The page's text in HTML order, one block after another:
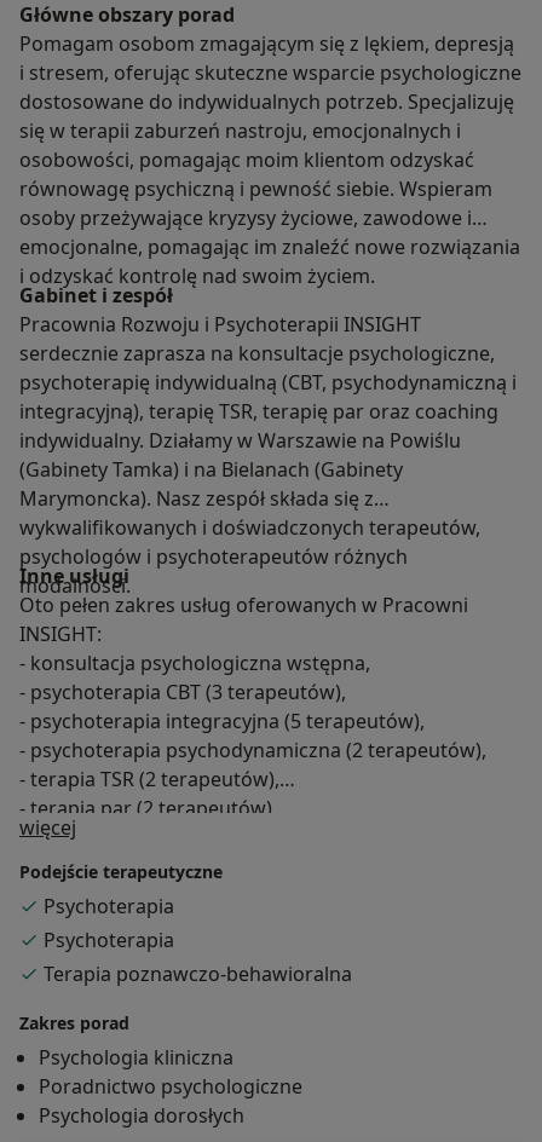
Główne obszary porad
Pomagam osobom zmagającym się z lękiem, depresją
i stresem, oferując skuteczne wsparcie psychologiczne
dostosowane do indywidualnych potrzeb. Specjalizuję
się w terapii zaburzeń nastroju, emocjonalnych i
osobowości, pomagając moim klientom odzyskać
równowagę psychiczną i pewność siebie. Wspieram
osoby przeżywające kryzysy życiowe, zawodowe i
emocjonalne, pomagając im znaleźć nowe rozwiązania
i odzyskać kontrolę nad swoim życiem.
Gabinet i zespół
Pracownia Rozwoju i Psychoterapii INSIGHT
serdecznie zaprasza na konsultacje psychologiczne,
psychoterapię indywidualną (CBT, psychodynamiczną i
integracyjną), terapię TSR, terapię par oraz coaching
indywidualny. Działamy w Warszawie na Powiślu
(Gabinety Tamka) i na Bielanach (Gabinety
Marymoncka). Nasz zespół składa się z
wykwalifikowanych i doświadczonych terapeutów,
psychologów i psychoterapeutów różnych
modalności.
Inne usługi
Oto pełen zakres usług oferowanych w Pracowni
INSIGHT:
- konsultacja psychologiczna wstępna,
- psychoterapia CBT (3 terapeutów),
- psychoterapia integracyjna (5 terapeutów),
- psychoterapia psychodynamiczna (2 terapeutów),
- terapia TSR (2 terapeutów),
- terapia par (2 terapeutów),
- coaching (2 specjalistów).
więcej
Podejście terapeutyczne
Psychoterapia
Psychoterapia
Terapia poznawczo-behawioralna
Zakres porad
Psychologia kliniczna
Poradnictwo psychologiczne
Psychologia dorosłych